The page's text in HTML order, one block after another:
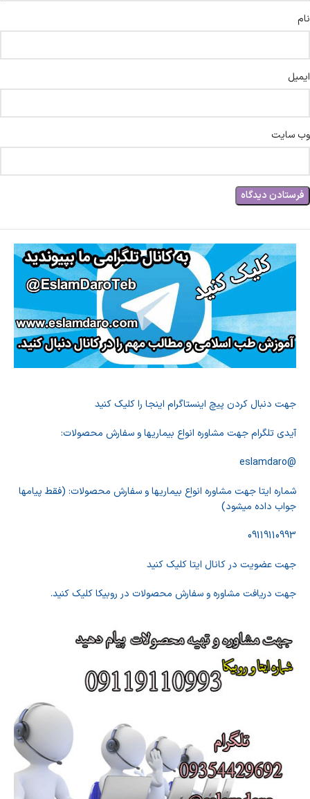
جهت دنبال کردن پیچ اینستاگرام اینجا را کلیک کنید
آیدی تلگرام جهت مشاوره انواع بیماریها و سفارش محصولات:
@eslamdaro
شماره ایتا جهت مشاوره انواع بیماریها و سفارش محصولات: (فقط پیامها
جواب داده میشود)
09119110993
جهت عضویت در کانال ایتا کلیک کنید
جهت دریافت مشاوره و سفارش محصولات در روبیکا کلیک کنید.
نام
ایمیل
وب‌ سایت